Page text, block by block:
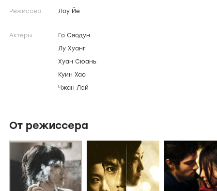
Режиссер Лоу Йе
Актеры
Го Сяодун
Лу Хуанг
Хуан Сюань